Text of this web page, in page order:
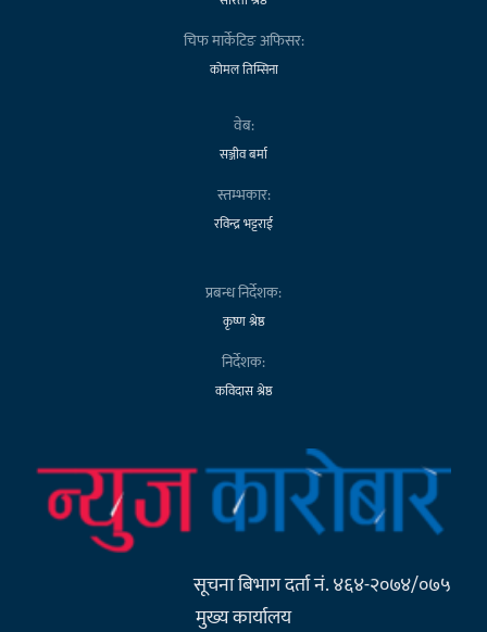
चिफ मार्केटिङ अफिसर:
कोमल तिम्सिना
वेब:
सञ्जीव बर्मा
स्तम्भकार:
रविन्द्र भट्टराई
प्रबन्ध निर्देशक:
कृष्ण श्रेष्ठ
निर्देशक:
कविदास श्रेष्ठ
सूचना बिभाग दर्ता नं. ४६४-२०७४/०७५
मुख्य कार्यालय